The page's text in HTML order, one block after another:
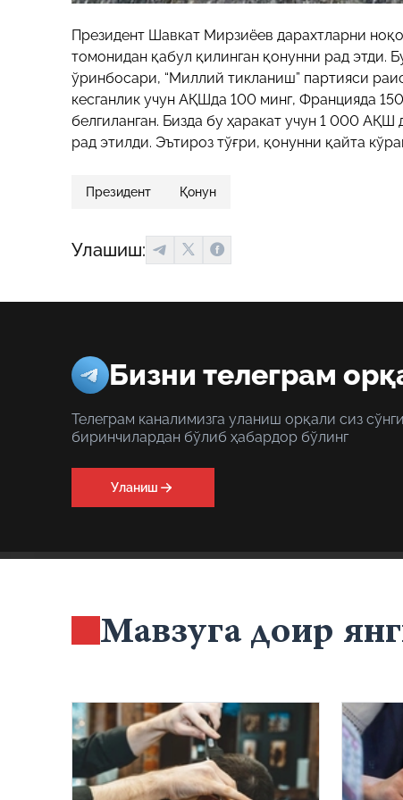
Президент Шавкат Мирзиёев дарахтларни
томонидан қабул қилинган қонунни рад этди.
ўринбосари, “Миллий тикланиш” партияси
кесганлик учун АҚШда 100 минг, Францияда
белгиланган. Бизда бу ҳаракат учун 1 000
рад этилди. Эътироз тўғри, қонунни қайта
Президент Қонун
Улашиш:
Бизни телеграм
Телеграм каналимизга уланиш орқали сиз
биринчилардан бўлиб ҳабардор бўлинг
Уланиш
Мавзуга доир